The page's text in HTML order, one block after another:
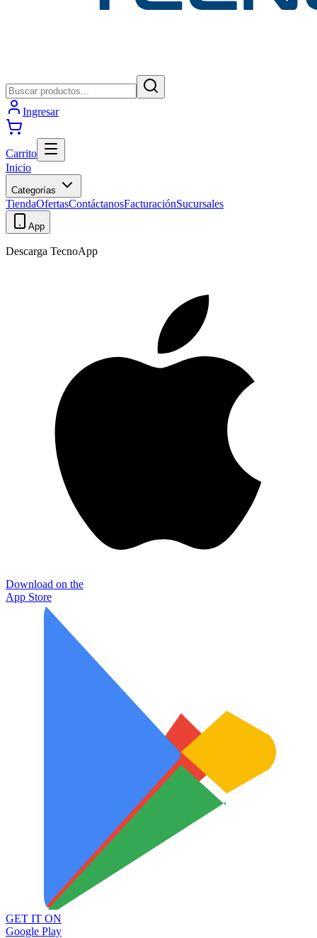
Ingresar
Carrito
Inicio
Categorías
TiendaOfertasContáctanosFacturaciónSucursales
App
Descarga TecnoApp
Download on the
App Store
GET IT ON
Google Play